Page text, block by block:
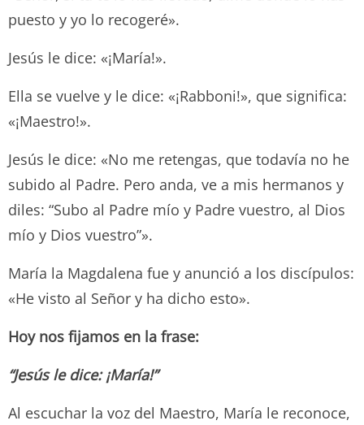
puesto y yo lo recogeré».
Jesús le dice: «¡María!».
Ella se vuelve y le dice: «¡Rabboni!», que significa:
«¡Maestro!».
Jesús le dice: «No me retengas, que todavía no he
subido al Padre. Pero anda, ve a mis hermanos y
diles: “Subo al Padre mío y Padre vuestro, al Dios
mío y Dios vuestro”».
María la Magdalena fue y anunció a los discípulos:
«He visto al Señor y ha dicho esto».
Hoy nos fijamos en la frase:
“Jesús le dice: ¡María!”
Al escuchar la voz del Maestro, María le reconoce,